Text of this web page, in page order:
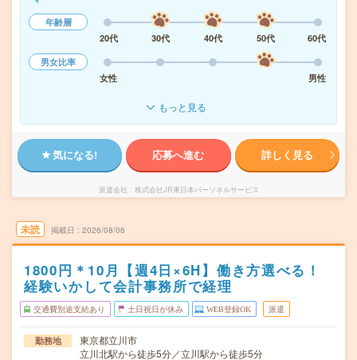
年齢層
20代
30代 40代 50代
60代
男女比率
女性
男性
もっと見る
気になる! 応募へ進む 詳しく見る
派遣会社 株式会社JR東日本パーソネルサービス
未読 掲載日 2026/08/06
1800円＊10月【週4日×6H】働き方選べる！
経験いかして会計事務所で経理
交通費別途支給あり 土日祝日が休み WEB登録OK 派遣
勤務地
東京都立川市
立川北駅から徒歩5分／立川駅から徒歩5分